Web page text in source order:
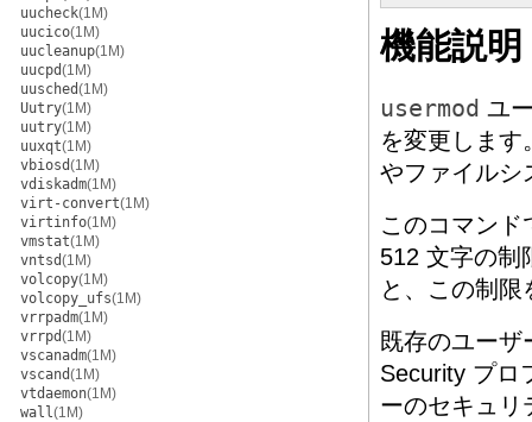
uucheck(1M)
uucico(1M)
uucleanup(1M)
uucpd(1M)
uusched(1M)
Uutry(1M)
uutry(1M)
uuxqt(1M)
vbiosd(1M)
vdiskadm(1M)
virt-convert(1M)
virtinfo(1M)
vmstat(1M)
vntsd(1M)
volcopy(1M)
volcopy_ufs(1M)
vrrpadm(1M)
vrrpd(1M)
vscanadm(1M)
vscand(1M)
vtdaemon(1M)
wall(1M)
機能説明
usermod ユ
を変更しま
やファイルシ
このコマン
512 文字の制
と、この制
既存のユー
Security プロ
ーのセキュリ